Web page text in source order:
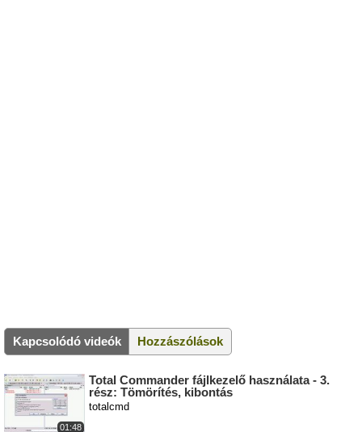
Kapcsolódó videók Hozzászólások
01:48
Total Commander fájlkezelő használata - 3.
rész: Tömörítés, kibontás
totalcmd